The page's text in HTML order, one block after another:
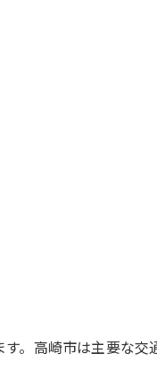
。高崎市は主要な交